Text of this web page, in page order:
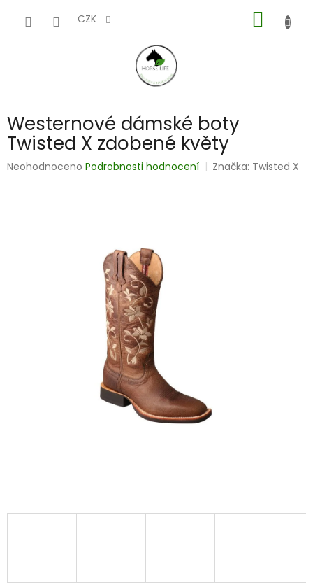
CZK
KOŠÍK
Westernové dámské boty
Twisted X zdobené květy
Průměrné
Neohodnoceno Podrobnosti hodnocení Značka: Twisted X